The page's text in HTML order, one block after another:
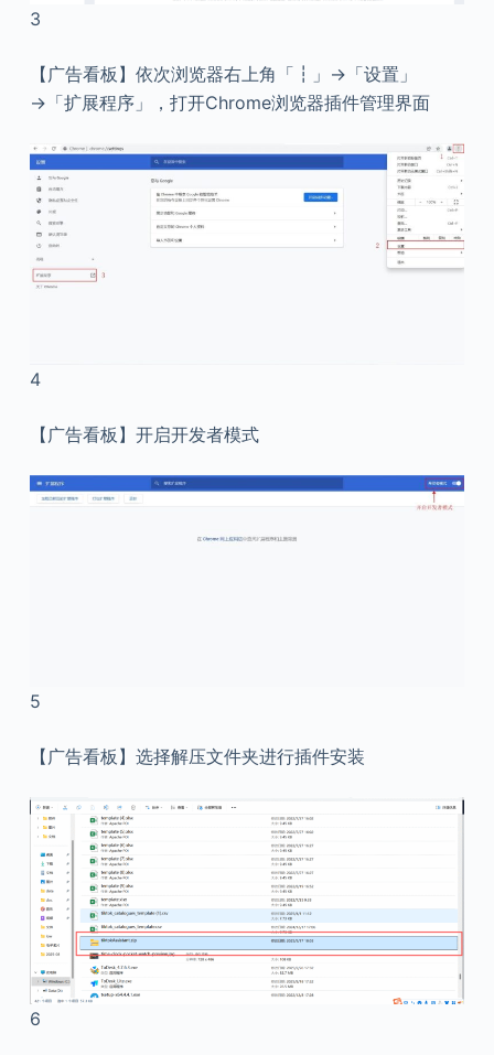
3
【广告看板】依次浏览器右上角「┇」→「设置」
→「扩展程序」，打开Chrome浏览器插件管理界面
4
【广告看板】开启开发者模式
5
【广告看板】选择解压文件夹进行插件安装
6